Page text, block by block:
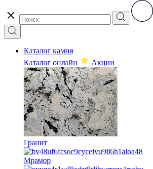
Каталог камня
Каталог онлайн
Акции
Гранит
Мрамор